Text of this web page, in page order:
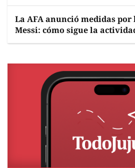
La AFA anunció medidas por
Messi: cómo sigue la